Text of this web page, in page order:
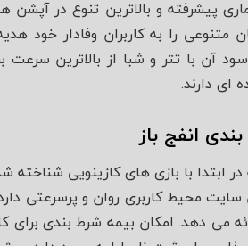
متنوعی را به کاربران وفادار
آن با تتر و شبا از بالاترین
ای دارند.
انفج باز
محیط کاربری روان و پرسرعتی
می‌ دهد. امکان بیمه شرط بندی